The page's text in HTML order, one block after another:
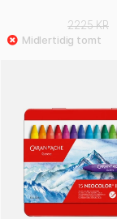
2225 KR